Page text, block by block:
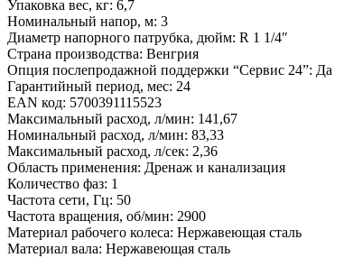
Упаковка вес, кг: 6,7
Номинальный напор, м: 3
Диаметр напорного патрубка, дюйм: R 1 1/4″
Страна производства: Венгрия
Опция послепродажной поддержки “Сервис 24”: Да
Гарантийный период, мес: 24
EAN код: 5700391115523
Максимальный расход, л/мин: 141,67
Номинальный расход, л/мин: 83,33
Максимальный расход, л/сек: 2,36
Область применения: Дренаж и канализация
Количество фаз: 1
Частота сети, Гц: 50
Частота вращения, об/мин: 2900
Материал рабочего колеса: Нержавеющая сталь
Материал вала: Нержавеющая сталь